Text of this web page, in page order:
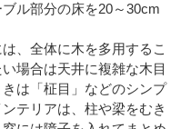
ル部分の床を20～30cm
、全体に木を多用するこ
場合は天井に複雑な木目
は「柾目」などのシンプ
テリアは、柱や梁をむき